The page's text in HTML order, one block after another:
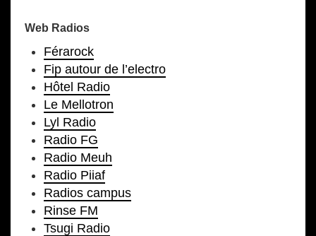
Web Radios
Férarock
Fip autour de l’electro
Hôtel Radio
Le Mellotron
Lyl Radio
Radio FG
Radio Meuh
Radio Piiaf
Radios campus
Rinse FM
Tsugi Radio